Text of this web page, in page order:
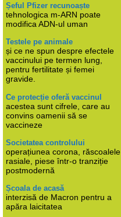
Șeful Pfizer recunoaște
tehnologica m-ARN poate
modifica ADN-ul uman
Testele pe animale
și ce ne spun despre efectele
vaccinului pe termen lung,
pentru fertilitate și femei
gravide.
Ce protecție oferă vaccinul
acestea sunt cifrele, care au
convins oamenii să se
vaccineze
Societatea controlului
operațiunea corona, răscoalele
rasiale, piese într-o tranziție
postmodernă
Școala de acasă
interzisă de Macron pentru a
apăra laicitatea